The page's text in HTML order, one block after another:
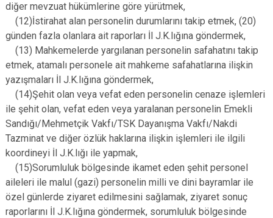
diğer mevzuat hükümlerine göre yürütmek,
(12)İstirahat alan personelin durumlarını takip etmek, (20)
günden fazla olanlara ait raporları İl J.K.lığına göndermek,
(13) Mahkemelerde yargılanan personelin safahatını takip
etmek, atamalı personele ait mahkeme safahatlarına ilişkin
yazışmaları İl J.K.lığına göndermek,
(14)Şehit olan veya vefat eden personelin cenaze işlemleri
ile şehit olan, vefat eden veya yaralanan personelin Emekli
Sandığı/Mehmetçik Vakfı/TSK Dayanışma Vakfı/Nakdi
Tazminat ve diğer özlük haklarına ilişkin işlemleri ile ilgili
koordineyi İl J.K.lığı ile yapmak,
(15)Sorumluluk bölgesinde ikamet eden şehit personel
aileleri ile malul (gazi) personelin milli ve dini bayramlar ile
özel günlerde ziyaret edilmesini sağlamak, ziyaret sonuç
raporlarını İl J.K.lığına göndermek, sorumluluk bölgesinde